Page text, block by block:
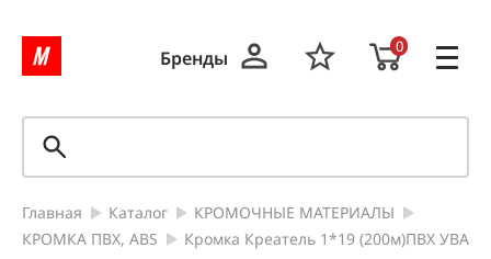
Бренды
0
Главная Каталог
КРОМОЧНЫЕ МАТЕРИАЛЫ
КРОМКА ПВХ, ABS
Кромка Креатель 1*19 (200м)ПВХ УВА